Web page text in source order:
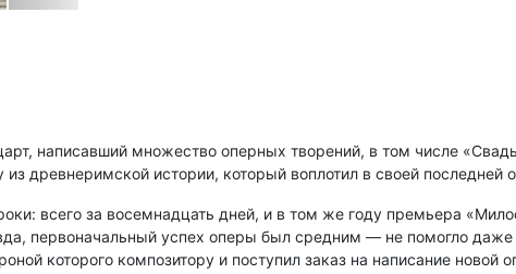
написавший множество оперных творений, в том числе
древнеримской истории, который воплотил в своей последней
всего за восемнадцать дней, и в том же году премьера
первоначальный успех оперы был средним — не помогло даже
которого композитору и поступил заказ на написание новой